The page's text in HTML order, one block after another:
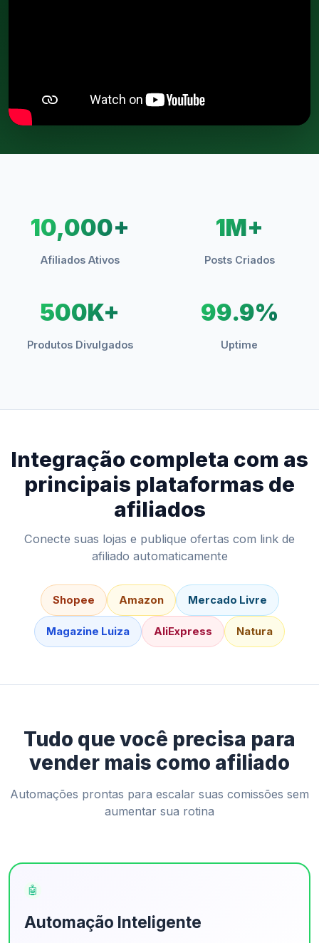
10,000+
Afiliados Ativos
1M+
Posts Criados
500K+
Produtos Divulgados
99.9%
Uptime
Integração completa com as
principais plataformas de
afiliados
Conecte suas lojas e publique ofertas com link de
afiliado automaticamente
Shopee Amazon Mercado Livre
Magazine Luiza AliExpress Natura
Tudo que você precisa para
vender mais como afiliado
Automações prontas para escalar suas comissões sem
aumentar sua rotina
🤖
Automação Inteligente